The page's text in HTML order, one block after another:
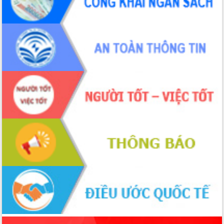
phá cơ chế - Hợp tác công tư
Đề án 06 tạo bước ngoặt đột phá trong
cải cách hành chính tỉnh Đắk Lắk
Kết nối tour, đẩy mạnh chuyển đổi số
để phát triển du lịch Đắk Lắk
Khởi động Dự án Đầu tư xây dựng hạ
tầng kỹ thuật Cụm công nghiệp Tân
Tiến
Gặp mặt các cơ quan báo chí nhân Kỷ
niệm 101 năm Ngày Báo chí Cách
mạng Việt Nam
Đắk Lắk sơ kết 4 năm triển khai thực
hiện Đề án 06 của Chính phủ
Họp báo thông tin về Hội nghị Công bố
Quy hoạch và Xúc tiến đầu tư tỉnh Đắk
Khơi thông điểm nghẽn, đẩy nhanh
giải ngân vốn khắc phục thiên tai
HĐND tỉnh thông qua điều chỉnh Quy
hoạch tỉnh thời kỳ 2021-2030